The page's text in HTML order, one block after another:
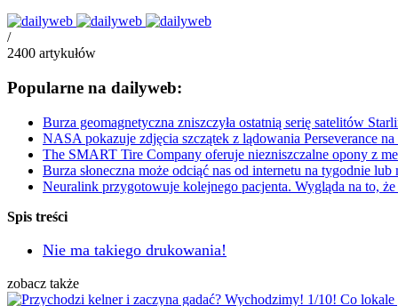
/
2400 artykułów
Popularne na dailyweb:
Burza geomagnetyczna zniszczyła ostatnią serię satelitów
NASA pokazuje zdjęcia szczątek z lądowania Perseverance
The SMART Tire Company oferuje niezniszczalne opony z
Burza słoneczna może odciąć nas od internetu na tygodnie
Neuralink przygotowuje kolejnego pacjenta. Wygląda na to,
Spis treści
Nie ma takiego drukowania!
zobacz także